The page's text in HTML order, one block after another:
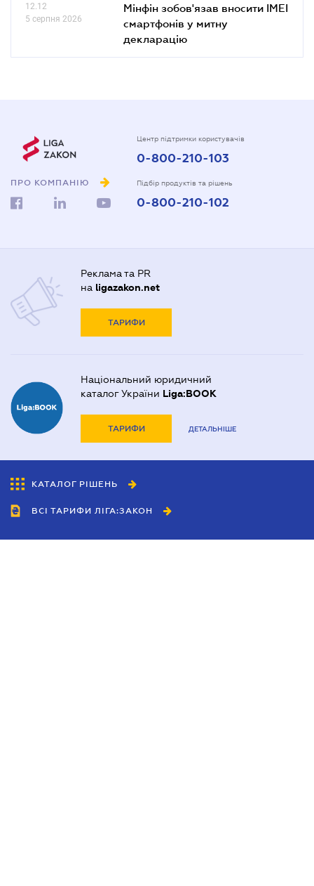
12.12
5 серпня 2026
Мінфін зобов'язав вносити IMEI
смартфонів у митну
декларацію
ПРО КОМПАНІЮ
Центр підтримки користувачів
0-800-210-103
Підбір продуктів та рішень
0-800-210-102
Реклама та PR
на ligazakon.net
ТАРИФИ
Національний юридичний
каталог України Liga:BOOK
ТАРИФИ ДЕТАЛЬНІШЕ
КАТАЛОГ РІШЕНЬ
ВСІ ТАРИФИ ЛІГА:ЗАКОН